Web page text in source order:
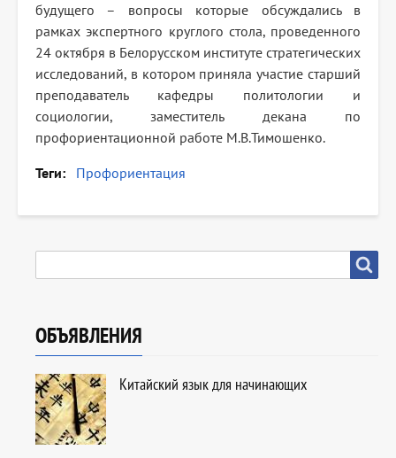
будущего – вопросы которые обсуждались в
рамках экспертного круглого стола, проведенного
24 октября в Белорусском институте стратегических
исследований, в котором приняла участие старший
преподаватель кафедры политологии и
социологии, заместитель декана по
профориентационной работе М.В.Тимошенко.
Теги
Профориентация
ОБЪЯВЛЕНИЯ
Китайский язык для начинающих